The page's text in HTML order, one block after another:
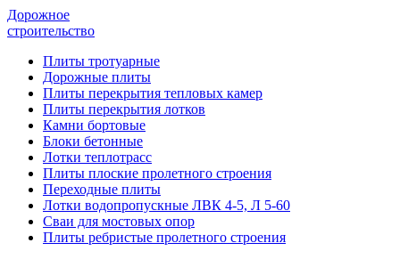
Дорожное
строительство
Плиты тротуарные
Дорожные плиты
Плиты перекрытия тепловых камер
Плиты перекрытия лотков
Камни бортовые
Блоки бетонные
Лотки теплотрасс
Плиты плоские пролетного строения
Переходные плиты
Лотки водопропускные ЛВК 4-5, Л 5-60
Сваи для мостовых опор
Плиты ребристые пролетного строения